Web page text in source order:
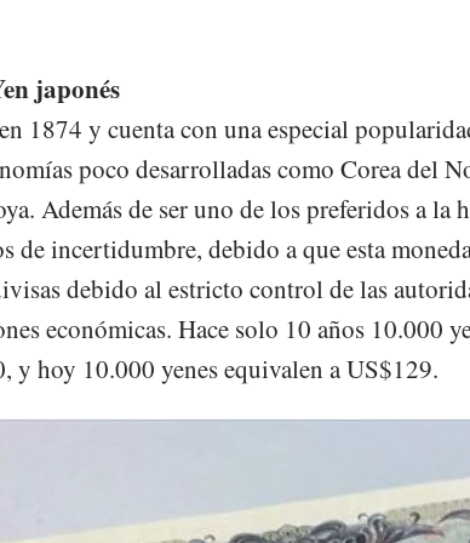
japonés
1874 y cuenta con una especial
poco desarrolladas como Corea del
Además de ser uno de los preferidos a la
de incertidumbre, debido a que esta
debido al estricto control de las
económicas. Hace solo 10 años 10.000
y hoy 10.000 yenes equivalen a US$129.